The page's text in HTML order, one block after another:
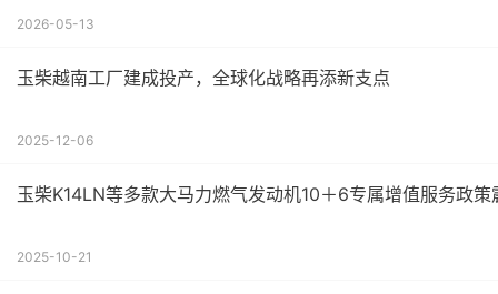
2026-05-13
玉柴越南工厂建成投产，全球化战略再添新支点
2025-12-06
玉柴K14LN等多款大马力燃气发动机10＋6专属增值服务政策
2025-10-21